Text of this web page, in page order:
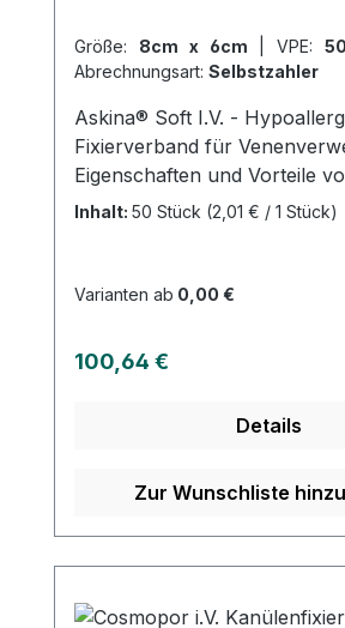
Anwendung sicherzustellen. Weitere
Informationen des Herstellers Kaufen Sie
jetzt Applica I.V. - 100 online
profitieren Sie von unserem
Versand und unserem hervorragenden
Kundenservice.
Größe: 8cm x 6cm VPE:
Abrechnungsart: Selbstzahler
Askina® Soft I.V. -
Fixierverband für
Eigenschaften und Vorteile
Soft I.V.: Hoher Tragekomfort
Flüssigkeiten aufnimmt
mit zuverlässiger Haftkraft
Inhalt: 50 Stück (2,01 € / 1 Stück)
Varianten ab 0,00 €
Regulärer Preis:
100,64 €
Details
Zur Wunschliste